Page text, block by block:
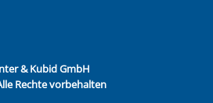
& Kubid GmbH
Rechte vorbehalten